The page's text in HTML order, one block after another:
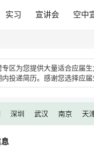
实习 宣讲会 空中
区为您提供大量适合应届
投递简历。感谢您选择应
深圳 武汉 南京 天